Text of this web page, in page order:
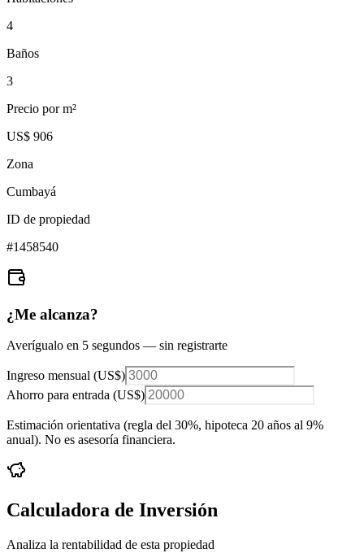
4
Baños
3
Precio por m²
US$ 906
Zona
Cumbayá
ID de propiedad
#1458540
¿Me alcanza?
Averígualo en 5 segundos — sin registrarte
Ingreso mensual (US$)
Ahorro para entrada (US$)
Estimación orientativa (regla del 30%, hipoteca 20 años al 9%
anual). No es asesoría financiera.
Calculadora de Inversión
Analiza la rentabilidad de esta propiedad